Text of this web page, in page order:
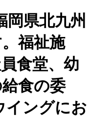
岡県北九州
福祉施
食堂、幼
食の委
イングにお